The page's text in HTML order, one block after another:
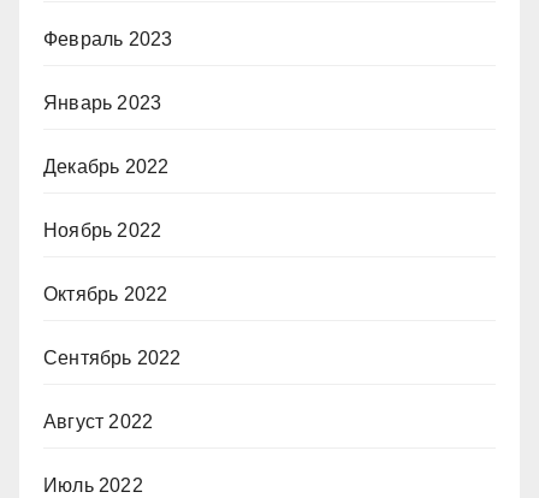
Февраль 2023
Январь 2023
Декабрь 2022
Ноябрь 2022
Октябрь 2022
Сентябрь 2022
Август 2022
Июль 2022